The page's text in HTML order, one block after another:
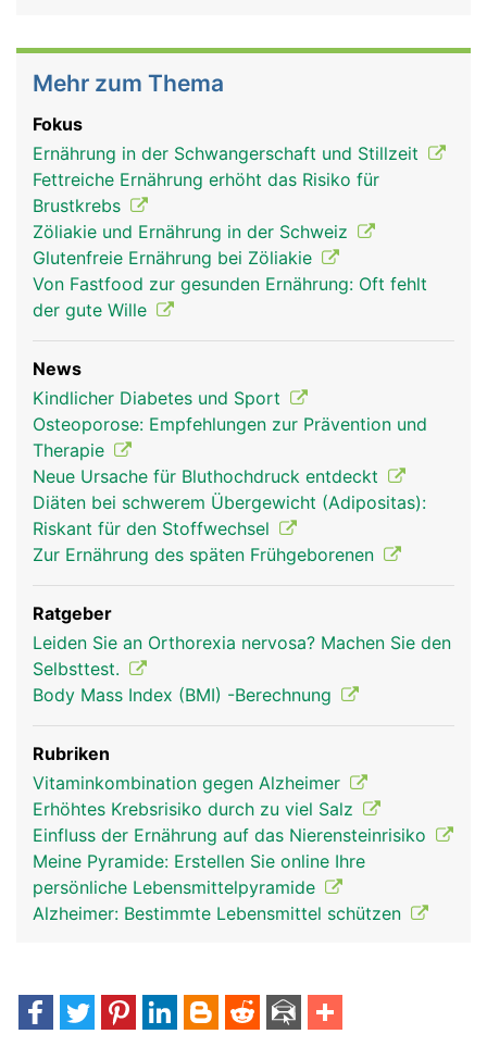
Mehr zum Thema
Fokus
Ernährung in der Schwangerschaft und Stillzeit
Fettreiche Ernährung erhöht das Risiko für
Brustkrebs
Zöliakie und Ernährung in der Schweiz
Glutenfreie Ernährung bei Zöliakie
Von Fastfood zur gesunden Ernährung: Oft fehlt
der gute Wille
News
Kindlicher Diabetes und Sport
Osteoporose: Empfehlungen zur Prävention und
Therapie
Neue Ursache für Bluthochdruck entdeckt
Diäten bei schwerem Übergewicht (Adipositas):
Riskant für den Stoffwechsel
Zur Ernährung des späten Frühgeborenen
Ratgeber
Leiden Sie an Orthorexia nervosa? Machen Sie den
Selbsttest.
Body Mass Index (BMI) -Berechnung
Rubriken
Vitaminkombination gegen Alzheimer
Erhöhtes Krebsrisiko durch zu viel Salz
Einfluss der Ernährung auf das Nierensteinrisiko
Meine Pyramide: Erstellen Sie online Ihre
persönliche Lebensmittelpyramide
Alzheimer: Bestimmte Lebensmittel schützen